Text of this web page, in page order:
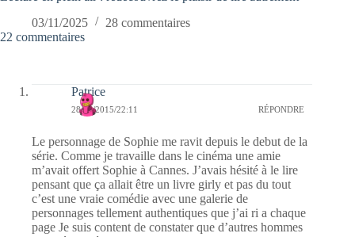
03/11/2025
28 commentaires
22 commentaires
Patrice
28/06/2015/22:11 RÉPONDRE
Le personnage de Sophie me ravit depuis le debut de la
série. Comme je travaille dans le cinéma une amie
m’avait offert Sophie à Cannes. J’avais hésité à le lire
pensant que ça allait être un livre girly et pas du tout
c’est une vraie comédie avec une galerie de
personnages tellement authentiques que j’ai ri a chaque
page Je suis content de constater que d’autres hommes